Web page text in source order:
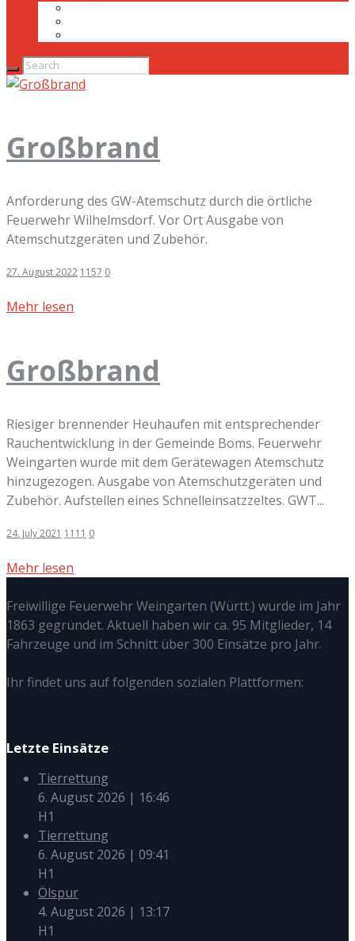
Großbrand
Anforderung des GW-Atemschutz durch die örtliche
Feuerwehr Wilhelmsdorf. Vor Ort Ausgabe von
Atemschutzgeräten und Zubehör.
27. August 2022 1157 0
Mehr lesen
Großbrand
Riesiger brennender Heuhaufen mit entsprechender
Rauchentwicklung in der Gemeinde Boms. Feuerwehr
Weingarten wurde mit dem Gerätewagen Atemschutz
hinzugezogen. Ausgabe von Atemschutzgeräten und
Zubehör. Aufstellen eines Schnelleinsatzzeltes. GWT...
24. July 2021 1111 0
Mehr lesen
Freiwillige Feuerwehr Weingarten (Württ.) wurde im Jahr
1863 gegründet. Aktuell haben wir ca. 95 Mitglieder, 14
Fahrzeuge und im Schnitt über 300 Einsätze pro Jahr.
Ihr findet uns auf folgenden sozialen Plattformen:
Letzte Einsätze
Tierrettung
6. August 2026 | 16:46
H1
Tierrettung
6. August 2026 | 09:41
H1
Ölspur
4. August 2026 | 13:17
H1